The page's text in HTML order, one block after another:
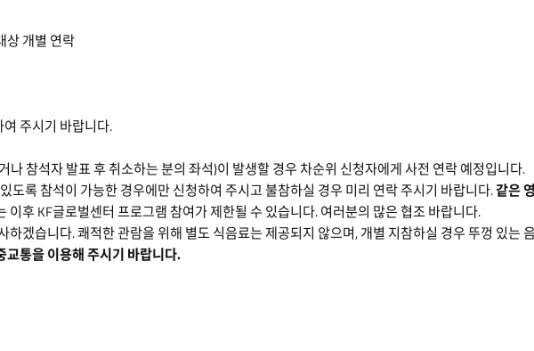
상 개별 연락
주시기 바랍니다.
나 참석자 발표 후 취소하는 분의 좌석)이 발생할 경우 차순위 신청자에게 사전 연락 예정입니다.
도록 참석이 가능한 경우에만 신청하여 주시고 불참하실 경우 미리 연락 주시기 바랍니다.같은
이후 KF글로벌센터 프로그램 참여가 제한될 수 있습니다. 여러분의 많은 협조 바랍니다.
하겠습니다. 쾌적한 관람을 위해 별도 식음료는 제공되지 않으며, 개별 지참하실 경우 뚜껑 있는
통을 이용해 주시기 바랍니다.